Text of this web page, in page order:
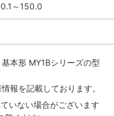
～150.0
本形 MY1Bシリーズの型
報を記載しております。
いない場合がございます